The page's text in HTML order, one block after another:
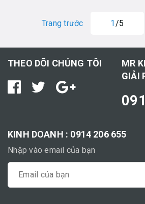
Trang trước 1 /5
THEO DÕI CHÚNG TÔI
MR
GIẢI
KINH DOANH : 0914 206 655
Nhập vào email của bạn